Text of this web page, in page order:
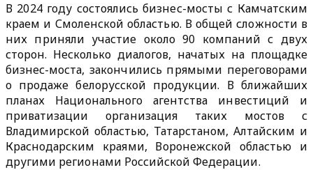
В 2024 году состоялись бизнес-мосты с Камчатским
краем и Смоленской областью. В общей сложности в
них приняли участие около 90 компаний с двух
сторон. Несколько диалогов, начатых на площадке
бизнес-моста, закончились прямыми переговорами
о продаже белорусской продукции. В ближайших
планах Национального агентства инвестиций и
приватизации организация таких мостов с
Владимирской областью, Татарстаном, Алтайским и
Краснодарским краями, Воронежской областью и
другими регионами Российской Федерации.